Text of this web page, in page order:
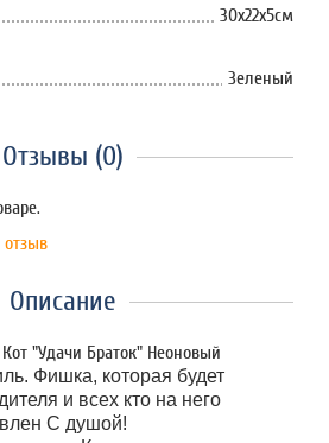
30х22х5см
Зеленый
Отзывы (0)
отзыв
Описание
"Удачи Браток" Неоновый
Фишка, которая будет
и всех кто на него
С душой!